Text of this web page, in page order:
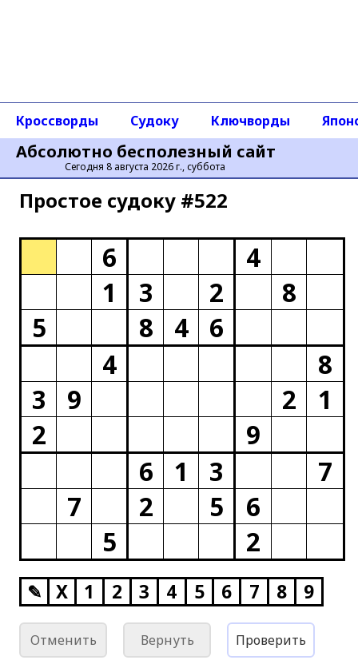
Абсолютно бесполезный сайт
Сегодня 8 августа 2026 г., суббота
Кроссворды Судоку Ключворды
Простое cудоку #522
6
4
1
3 2
8
5
8 4
6
4
8
3
9 2
1
2
9
6
1 3
7
7
2 5
6
5
2
✎ X 1 2 3 4 5 6 7 8 9
Отменить Вернуть Проверить